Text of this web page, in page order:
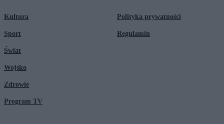
Kultura
Sport
Świat
Wojsko
Zdrowie
Program TV
Polityka prywatności
Regulamin